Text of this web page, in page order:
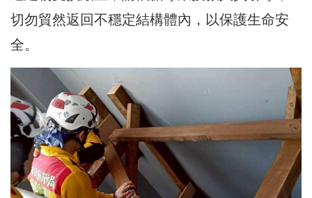
切勿貿然返回不穩定結構體內，以保護生命安
全。